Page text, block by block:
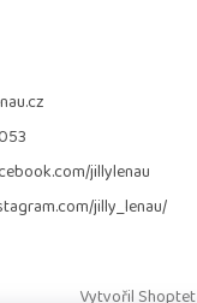
jillylenau
jilly_lenau/
Vytvořil Shoptet